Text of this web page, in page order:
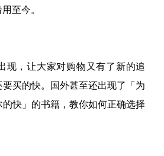
至今。
现，让大家对购物又有了新的追
买的快。国外甚至还出现了「为
快」的书籍，教你如何正确选择